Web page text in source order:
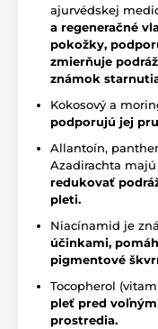
ajurvédskej
a regeneračné
pokožky,
zmierňuje
známok
Kokosový a
podporujú jej
Allantoín,
Azadirachta majú
redukovať
pleti.
Niacínamid je
účinkami,
pigmentové
Tocopherol
pleť pred
prostredia.